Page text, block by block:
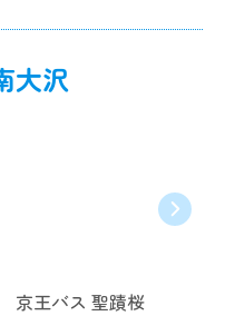
大沢
京王バス 聖蹟桜